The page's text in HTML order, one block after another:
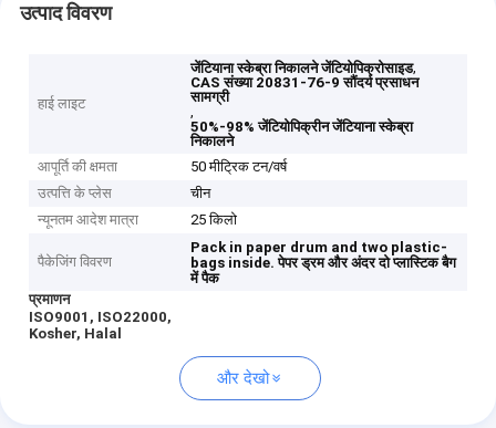
उत्पाद विवरण
हाई लाइट
जेंटियाना स्केब्रा निकालने जेंटियोपिक्रोसाइड,
CAS संख्या 20831-76-9 सौंदर्य प्रसाधन
सामग्री
,
50%-98% जेंटियोपिक्रीन जेंटियाना स्केब्रा
निकालने
आपूर्ति की क्षमता
50 मीट्रिक टन/वर्ष
उत्पत्ति के प्लेस
चीन
न्यूनतम आदेश मात्रा
25 किलो
पैकेजिंग विवरण
Pack in paper drum and two plastic-
bags inside. पेपर ड्रम और अंदर दो प्लास्टिक बैग
में पैक
प्रमाणन
ISO9001, ISO22000,
Kosher, Halal
और देखो